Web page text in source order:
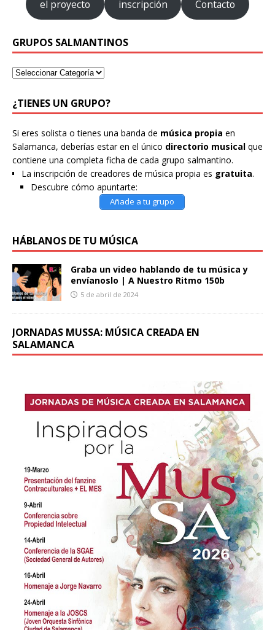
el proyecto inscripción Contacto
GRUPOS SALMANTINOS
¿TIENES UN GRUPO?
Si eres solista o tienes una banda de música propia en
Salamanca, deberías estar en el único directorio musical que
contiene una completa ficha de cada grupo salmantino.
La inscripción de creadores de música propia es gratuita.
Descubre cómo apuntarte:
Añade a tu grupo
HÁBLANOS DE TU MÚSICA
Graba un video hablando de tu música y
envíanoslo | A Nuestro Ritmo 150b
5 de abril de 2024
JORNADAS MUSSA: MÚSICA CREADA EN
SALAMANCA